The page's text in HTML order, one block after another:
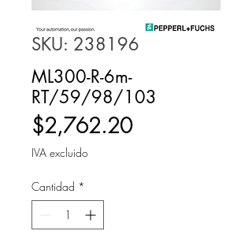
SKU: 238196
ML300-R-6m-
RT/59/98/103
$2,762.20Precio
IVA excluido
Cantidad *